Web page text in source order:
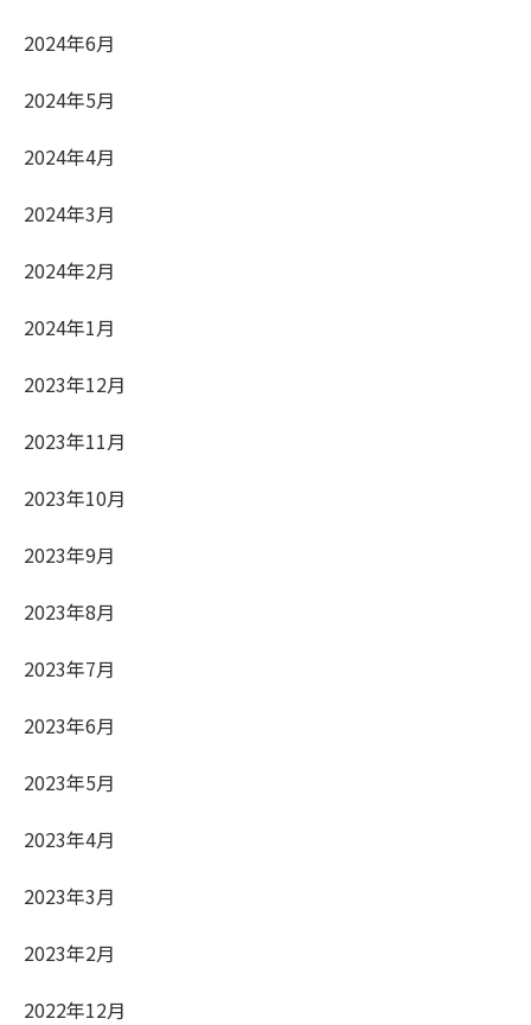
2024年6月
2024年5月
2024年4月
2024年3月
2024年2月
2024年1月
2023年12月
2023年11月
2023年10月
2023年9月
2023年8月
2023年7月
2023年6月
2023年5月
2023年4月
2023年3月
2023年2月
2022年12月